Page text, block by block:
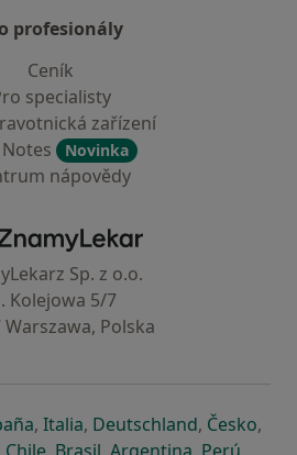
profesionály
Ceník
specialisty
zařízení
Novinka
nápovědy
ZnamyLekar - Hlavní stránka
Sp. z o.o.
Kolejowa 5/7
Warszawa, Polska
záložce
v nové záložce
se otevře v nové záložce
, Italiase otevře v nové záložce
, Deutschlandse otevře v
, Českose
,
v nové záložce
se otevře v nové záložce
se otevře v nové záložce
se otevře v novése otevře v